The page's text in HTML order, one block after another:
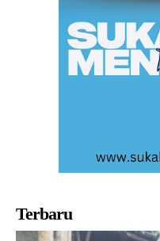
Terbaru